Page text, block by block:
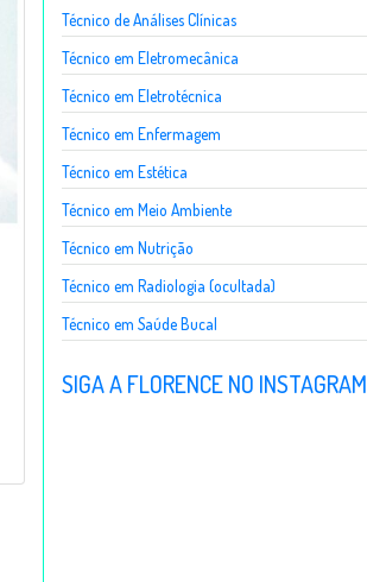
Técnico de Análises Clínicas
Técnico em Eletromecânica
Técnico em Eletrotécnica
Técnico em Enfermagem
Técnico em Estética
Técnico em Meio Ambiente
Técnico em Nutrição
Técnico em Radiologia (ocultada)
Técnico em Saúde Bucal
SIGA A FLORENCE NO INSTAGRAM